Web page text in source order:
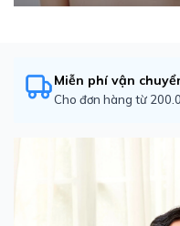
Miễn phí vận
Cho đơn hàng từ